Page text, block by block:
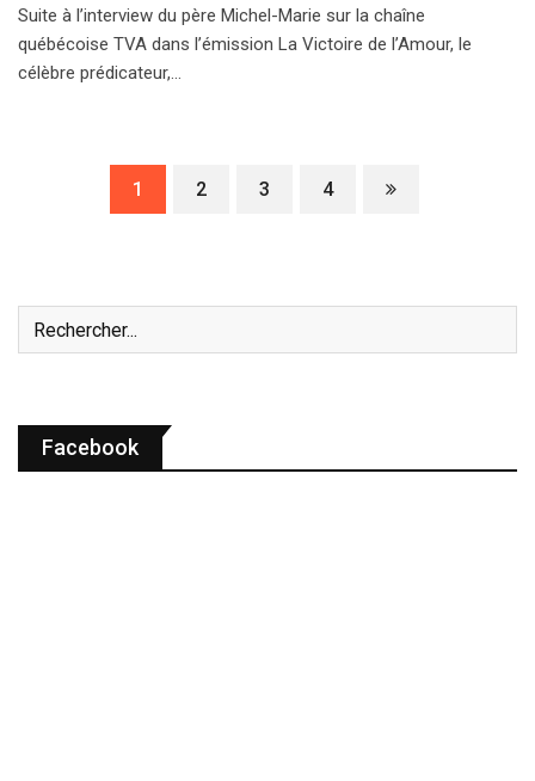
Suite à l’interview du père Michel-Marie sur la chaîne
québécoise TVA dans l’émission La Victoire de l’Amour, le
célèbre prédicateur,…
1 2 3 4
Facebook